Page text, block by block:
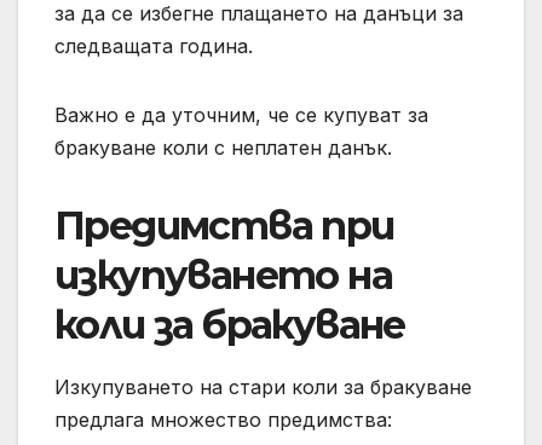
за да се избегне плащането на данъци за
следващата година.
Важно е да уточним, че се купуват за
бракуване коли с неплатен данък.
Предимства при
изкупуването на
коли за бракуване
Изкупуването на стари коли за бракуване
предлага множество предимства: